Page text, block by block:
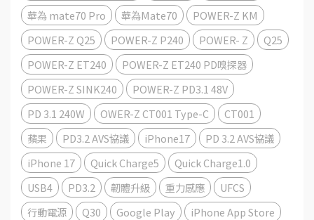
華為 mate70 Pro
華為Mate70
POWER-Z KM
POWER-Z Q25
POWER-Z P240 POWER- Z
Q25
POWER-Z ET240
POWER-Z ET240 PD嗅探器
POWER-Z SINK240
POWER-Z PD3.1 48V
PD 3.1 240W
OWER-Z CT001 Type-C
CT001
蘋果
PD3.2 AVS協議 iPhone17
PD 3.2 AVS協議
iPhone 17
Quick Charge5
Quick Charge1.0
USB4
PD3.2 韌體升級 重力感應
UFCS
行動電源
Q30 Google Play
iPhone App Store